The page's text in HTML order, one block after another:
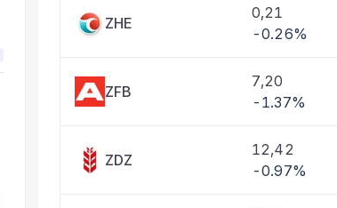
Taşınan Fonlar
Fiyat Endeks Değişimi
ZHE
0,21
-0.26%
ZFB
7,20
-1.37%
ZDZ
12,42
-0.97%